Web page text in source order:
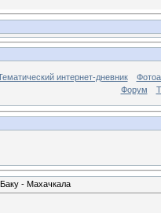
интернет-дневник
Форум
- Махачкала